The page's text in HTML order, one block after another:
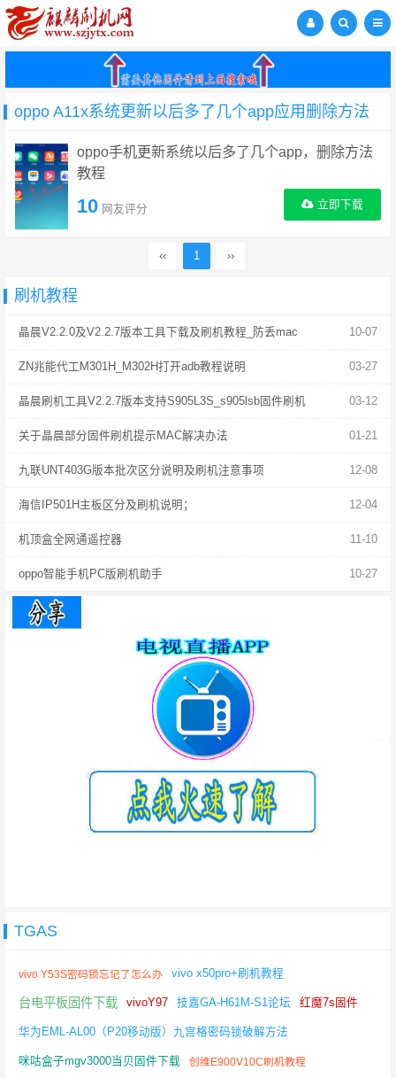
oppo A11x系统更新以后多了几个app应用删除方法
oppo手机更新系统以后多了几个app，删除方法
教程
10 网友评分 立即下载
‹‹ 1 ››
刷机教程
10-07
晶晨V2.2.0及V2.2.7版本工具下载及刷机教程_防丢mac
03-27
ZN兆能代工M301H_M302H打开adb教程说明
03-12
晶晨刷机工具V2.2.7版本支持S905L3S_s905lsb固件刷机
01-21
关于晶晨部分固件刷机提示MAC解决办法
12-08
九联UNT403G版本批次区分说明及刷机注意事项
12-04
海信IP501H主板区分及刷机说明；
11-10
机顶盒全网通遥控器
10-27
oppo智能手机PC版刷机助手
TGAS
vivo Y53S密码锁忘记了怎么办 vivo x50pro+刷机教程
台电平板固件下载 vivoY97 技嘉GA-H61M-S1论坛 红魔7s固件
华为EML-AL00（P20移动版）九宫格密码锁破解方法
咪咕盒子mgv3000当贝固件下载 创维E900V10C刷机教程